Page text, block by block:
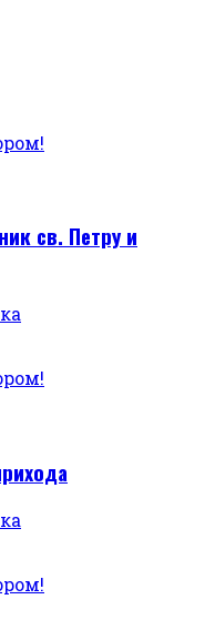
св. Петру и